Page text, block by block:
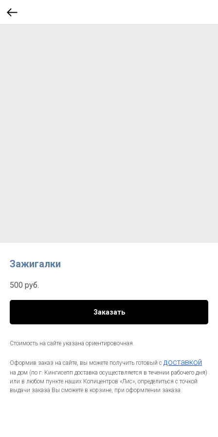
Зажигалки
500 руб.
Заказать
Стоимость на сайте указана ориентировочная.
Оформив заказ на сайте, вы можете получить готовый с доставкой
на дом (по г. Кингисепп доставка осуществляется в течении рабочего дня)
или в любом пункте наших Копицентров «Лис», определиться с точкой
выдачи заказа Вы сможете в корзине, при оформлении заказа.